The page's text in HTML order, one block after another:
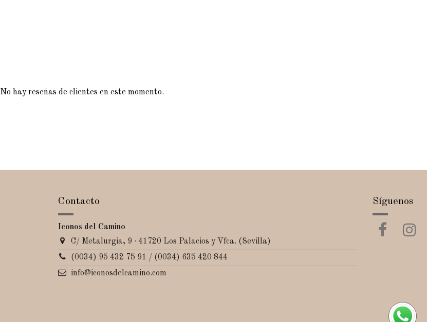
No hay reseñas de clientes en este momento.
Contacto
Iconos del Camino
C/ Metalurgia, 9 · 41720 Los Palacios y Vfca. (Sevilla)
(0034) 95 432 75 91 / (0034) 635 420 844
info@iconosdelcamino.com
Síguenos